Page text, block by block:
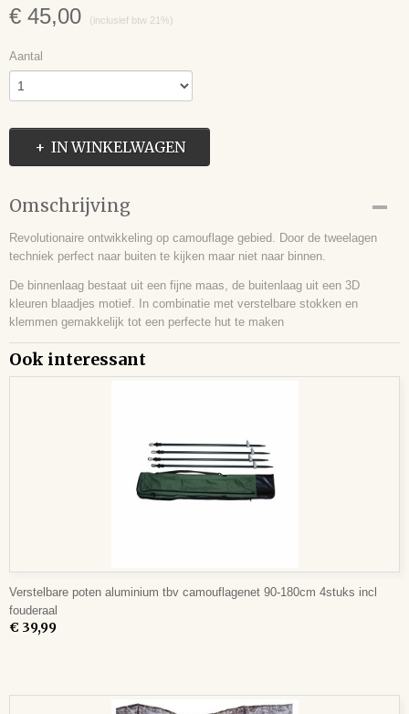
€ 45,00 (inclusief btw 21%)
Aantal
IN WINKELWAGEN
Omschrijving
Revolutionaire ontwikkeling op camouflage gebied. Door de tweelagen
techniek perfect naar buiten te kijken maar niet naar binnen.
De binnenlaag bestaat uit een fijne maas, de buitenlaag uit een 3D
kleuren blaadjes motief. In combinatie met verstelbare stokken en
klemmen gemakkelijk tot een perfecte hut te maken
Ook interessant
Verstelbare poten aluminium tbv camouflagenet 90-180cm 4stuks incl
fouderaal
€ 39,99